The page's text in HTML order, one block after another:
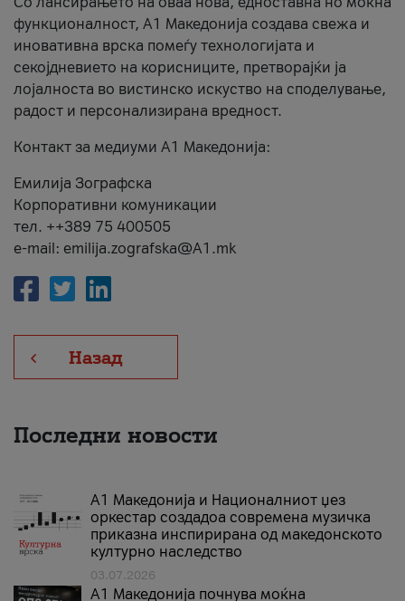
функционалност, А1 Македонија создава свежа и
иновативна врска помеѓу технологијата и
секојдневието на корисниците, претворајќи ја
лојалноста во вистинско искуство на споделување,
радост и персонализирана вредност.
Контакт за медиуми А1 Македонија:
Емилија Зографска
Корпоративни комуникации
тел. ++389 75 400505
e-mail: emilija.zografska@A1.mk
Назад
Последни новости
А1 Македонија и Националниот џез
оркестар создадоа современа музичка
приказна инспирирана од македонското
културно наследство
03.07.2026
A1 Македонија почнува моќна